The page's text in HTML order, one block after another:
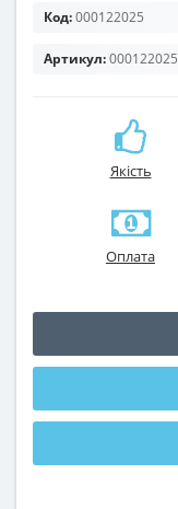
Код:000122025
Артикул:000122025
Якість
Оплата